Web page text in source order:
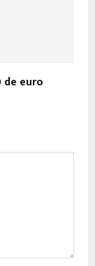
de euro